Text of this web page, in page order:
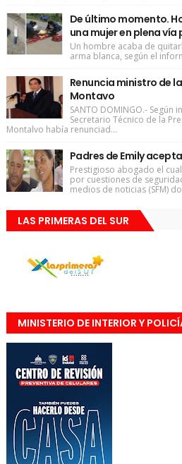
De último momento.
una mujer en plena
Un hombre acaba de
arma blanca, según el
Renuncia ministro de
Montavo
SANTO DOMINGO.-
Secretario Técnico de la
Montalvo había renunciad...
Padres de Emily
Prestigioso abogado el
por cuestiones de
medios de noticias (SFM)
LAS PRIMERAS DEL SUR
MINISTERIO DE INTERIOR Y